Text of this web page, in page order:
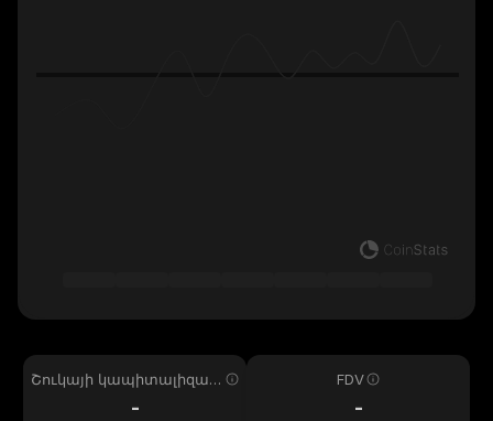
Շուկայի կապիտալիզաց
-
FDV
-